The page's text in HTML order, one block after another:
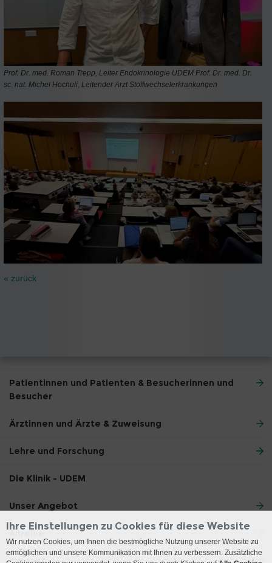
Prof. Dr. med. Roman Trepp, Leiter Endokrinologie UDEM Prof. Dr. med. Dr.
sc. nat. Michel Hochuli, Leitender Arzt Stoffwechselerkrankungen
« zurück
Patientinnen und Patienten & Besucherinnen und
Besucher
Ärztinnen und Ärzte & Zuweisung
Lehre und Forschung
Die Klinik - UDEM
Unser Angebot
Kontakt
Ihre Einstellungen zu Cookies für diese Website
Wir nutzen Cookies, um Ihnen die bestmögliche Nutzung unserer Website zu
ermöglichen und unsere Kommunikation mit Ihnen zu verbessern. Zusätzliche